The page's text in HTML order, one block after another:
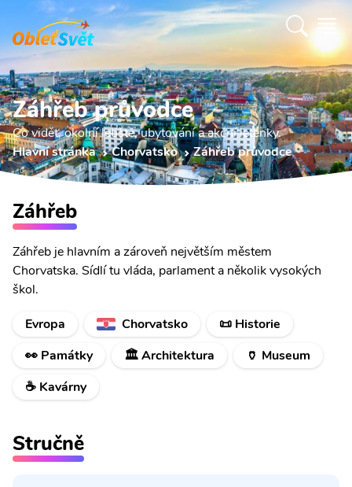
Záhřeb průvodce
Co vidět, okolní letiště, ubytování a akční letenky.
Hlavní stránka
Chorvatsko Záhřeb průvodce
Záhřeb
Záhřeb je hlavním a zároveň největším městem
Chorvatska. Sídlí tu vláda, parlament a několik vysokých
škol.
Evropa
Chorvatsko
📜 Historie
👀 Památky
🏛️ Architektura
🏺 Museum
☕ Kavárny
Stručně